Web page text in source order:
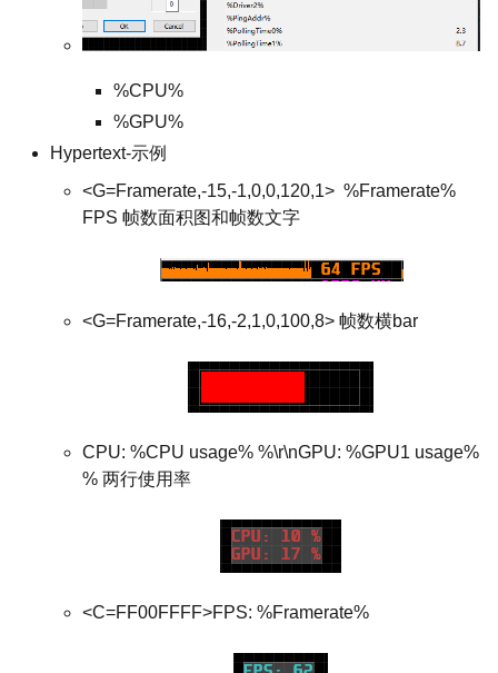
%CPU%
%GPU%
Hypertext-示例
<G=Framerate,-15,-1,0,0,120,1> %Framerate%
FPS 帧数面积图和帧数文字
<G=Framerate,-16,-2,1,0,100,8> 帧数横bar
CPU: %CPU usage% %\r\nGPU: %GPU1 usage%
% 两行使用率
<C=FF00FFFF>FPS: %Framerate%